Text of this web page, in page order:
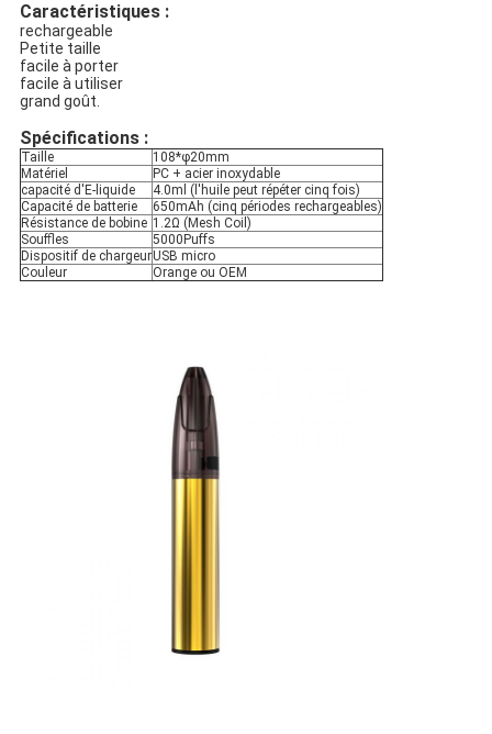
Caractéristiques :
rechargeable
Petite taille
facile à porter
facile à utiliser
grand goût.
Spécifications :
Taille
108*φ20mm
Matériel
PC + acier inoxydable
capacité d'E-liquide
4.0ml (l'huile peut répéter cinq fois)
Capacité de batterie
650mAh (cinq périodes rechargeables)
Résistance de bobine 1.2Ω (Mesh Coil)
Souffles
5000Puffs
Dispositif de chargeurUSB micro
Couleur
Orange ou OEM